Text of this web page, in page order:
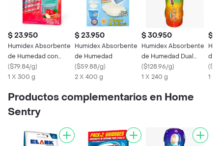
$ 23.950
Humidex Absorbente
de Humedad con
Aroma a Canela y
Manzana
($79.84/g)
1 X 300 g
$ 23.950
Humidex Absorbente
de Humedad
($59.88/g)
2 X 400 g
$ 30.950
Humidex Absorbente
de Humedad Dual
de240 g
($128.96/g)
1 X 240 g
$
de
(
1 X
Productos complementarios en Home
Sentry